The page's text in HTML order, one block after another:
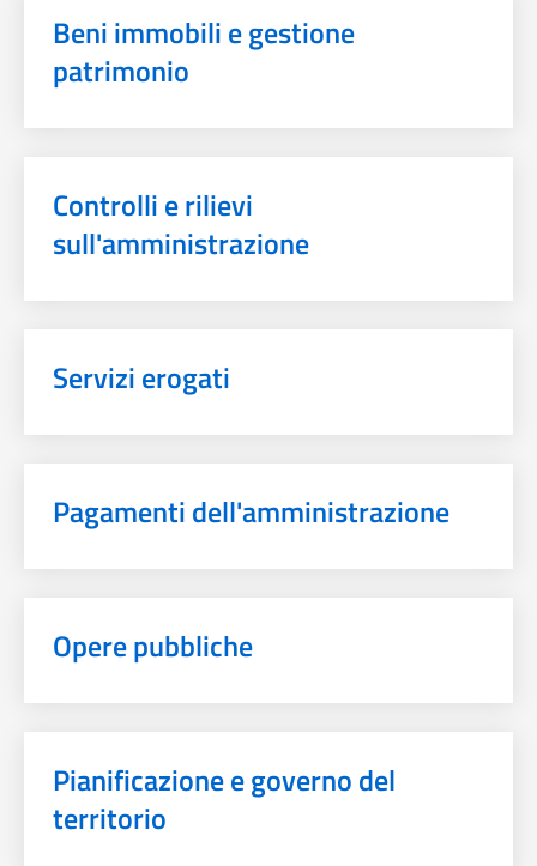
Beni immobili e gestione
patrimonio
Controlli e rilievi
sull'amministrazione
Servizi erogati
Pagamenti dell'amministrazione
Opere pubbliche
Pianificazione e governo del
territorio